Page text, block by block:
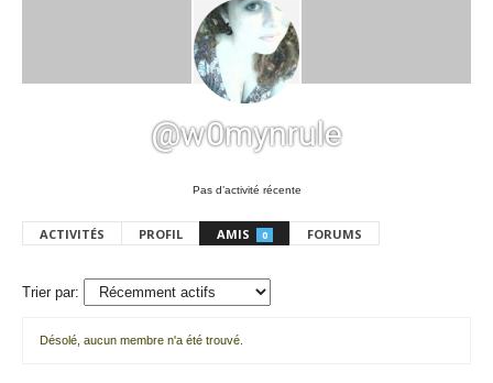
@w0mynrule
Pas d’activité récente
ACTIVITÉS PROFIL AMIS 0 FORUMS
Trier par:
Désolé, aucun membre n'a été trouvé.